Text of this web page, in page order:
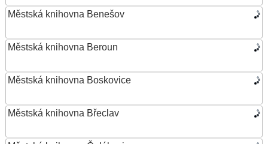
Městská knihovna Benešov
Městská knihovna Beroun
Městská knihovna Boskovice
Městská knihovna Břeclav